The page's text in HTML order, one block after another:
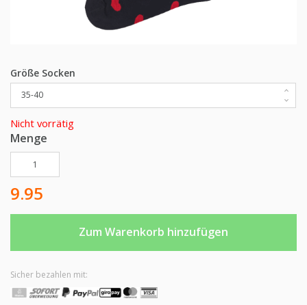
Größe Socken
Nicht vorrätig
Menge
Herz-Socken Menge
Zum Warenkorb hinzufügen
9.95
Sicher bezahlen mit: